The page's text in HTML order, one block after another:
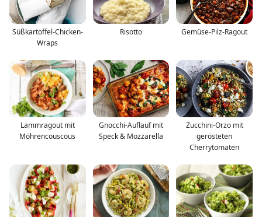
Süßkartoffel-Chicken-
Wraps
Risotto Gemüse-Pilz-Ragout
Lammragout mit
Möhrencouscous
Gnocchi-Auflauf mit
Speck & Mozzarella
Zucchini-Orzo mit
gerösteten
Cherrytomaten